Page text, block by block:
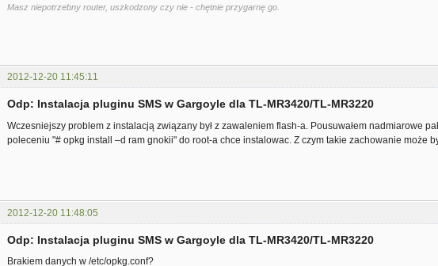
Masz niepotrzebny router, uszkodzony czy nie - chętnie przygarnę go.
2012-12-20 11:45:11
Odp: Instalacja pluginu SMS w Gargoyle dla TL-MR3420/TL-MR3220
Wczesniejszy problem z instalacją związany był z zawaleniem flash-a. Pousuwałem nadmiarowe
poleceniu "# opkg install –d ram gnokii" do root-a chce instalowac. Z czym takie zachowanie może
2012-12-20 11:48:05
Odp: Instalacja pluginu SMS w Gargoyle dla TL-MR3420/TL-MR3220
Brakiem danych w /etc/opkg.conf?